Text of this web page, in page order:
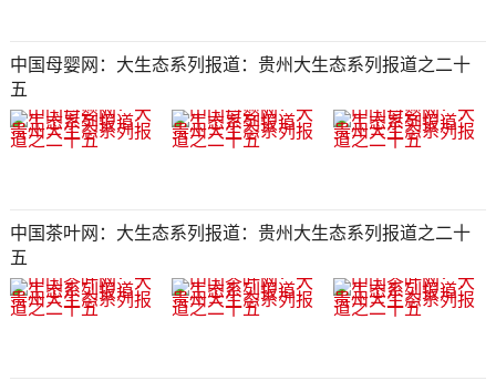
中国母婴网：大生态系列报道：贵州大生态系列报道之二十
五
中国茶叶网：大生态系列报道：贵州大生态系列报道之二十
五